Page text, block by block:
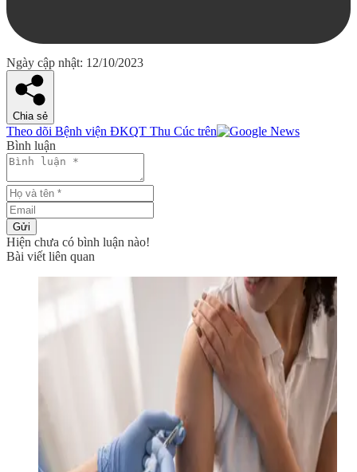
Ngày cập nhật: 12/10/2023
Chia sẻ
Theo dõi Bệnh viện ĐKQT Thu Cúc trên
Bình luận
Gửi
Hiện chưa có bình luận nào!
Bài viết liên quan